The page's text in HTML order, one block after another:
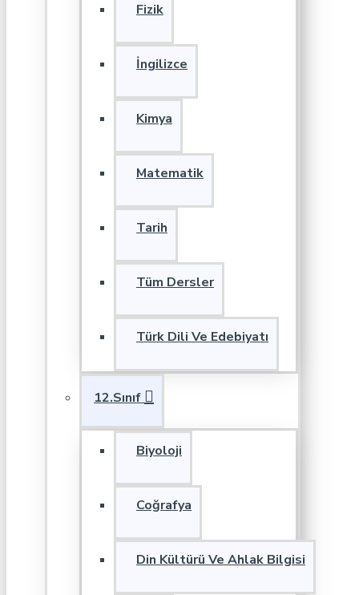
Fizik
İngilizce
Kimya
Matematik
Tarih
Tüm Dersler
Türk Dili Ve Edebiyatı
12.Sınıf
Biyoloji
Coğrafya
Din Kültürü Ve Ahlak Bilgisi